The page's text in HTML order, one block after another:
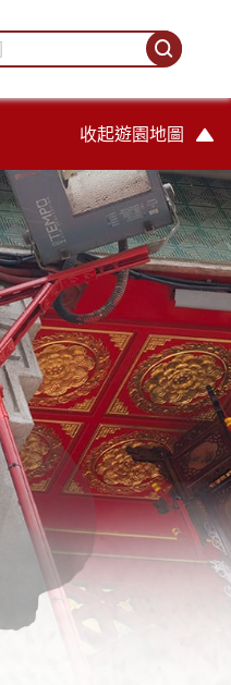
收起遊園地圖